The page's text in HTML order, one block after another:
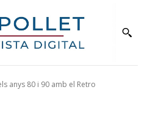
anys 80 i 90 amb el Retro